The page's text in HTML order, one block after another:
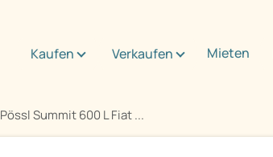
Kaufen Verkaufen Mieten
Pössl Summit 600 L Fiat ...